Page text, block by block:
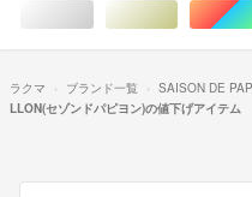
シルバー/銀色系ゴールド/
ラクマ ブランド一覧 SAISON DE
LLON(セゾンドパピヨン)の値下げアイテム